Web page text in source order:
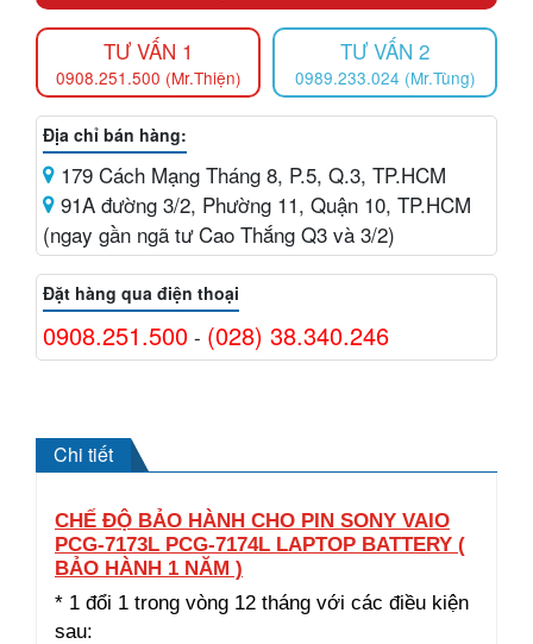
TƯ VẤN 1
0908.251.500 (Mr.Thiện)
TƯ VẤN 2
0989.233.024 (Mr.Tùng)
Địa chỉ bán hàng:
179 Cách Mạng Tháng 8, P.5, Q.3, TP.HCM
91A đường 3/2, Phường 11, Quận 10, TP.HCM
(ngay gần ngã tư Cao Thắng Q3 và 3/2)
Đặt hàng qua điện thoại
0908.251.500 - (028) 38.340.246
Chi tiết
CHẾ ĐỘ BẢO HÀNH CHO PIN SONY VAIO
PCG-7173L PCG-7174L LAPTOP BATTERY (
BẢO HÀNH 1 NĂM )
* 1 đổi 1 trong vòng 12 tháng với các điều kiện
sau: